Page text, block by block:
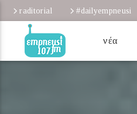
raditorial #dailyempneusi
νέα